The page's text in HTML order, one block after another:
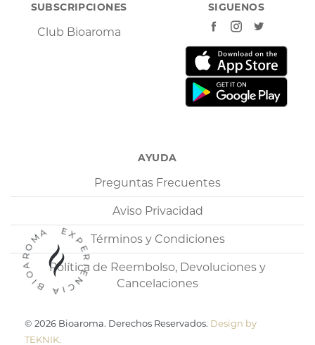
SUBSCRIPCIONES
Club Bioaroma
AYUDA
Preguntas Frecuentes
Aviso Privacidad
Términos y Condiciones
Política de Reembolso, Devoluciones y
Cancelaciones
SIGUENOS
© 2026 Bioaroma. Derechos Reservados. Design by
TEKNIK.
EXPERIENCIA BIOAROMA